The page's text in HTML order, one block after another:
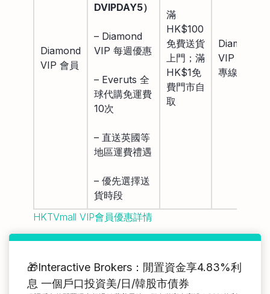
Diamond
VIP 會員
DVIPDAY5）
– Diamond
VIP 每週優惠
– Everuts 全
球代購免運費
10次
– 直送英國等
地區運費禮遇
– 優先選擇送
貨時段
滿
HK$100
免費送貨
上門；滿
HK$1免
費門市自
取
Diamond
VIP 電話
專線
HKTVmall VIP會員優惠詳情
🎁Interactive Brokers：閒置資金享4.83%利
息 一個戶口投資美/日/韓股市債券